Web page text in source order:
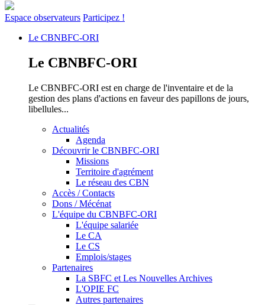
Espace observateurs Participez !
Le CBNBFC-ORI
Le CBNBFC-ORI
Le CBNBFC-ORI est en charge de l'inventaire et de la
gestion des plans d'actions en faveur des papillons de jours,
libellules...
Actualités
Agenda
Découvrir le CBNBFC-ORI
Missions
Territoire d'agrément
Le réseau des CBN
Accès / Contacts
Dons / Mécénat
L'équipe du CBNBFC-ORI
L'équipe salariée
Le CA
Le CS
Emplois/stages
Partenaires
La SBFC et Les Nouvelles Archives
L'OPIE FC
Autres partenaires